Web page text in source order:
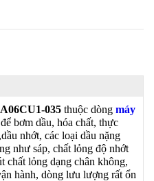
035 thuộc dòng máy
bơm dầu, hóa chất, thực
nhớt, các loại dầu nặng
như sáp, chất lỏng độ nhớt
chất lỏng dạng chân không,
hành, dòng lưu lượng rất ổn